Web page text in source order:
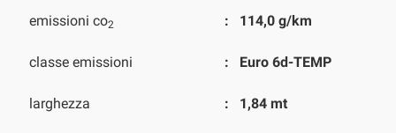
emissioni co2 114,0 g/km
classe emissioni Euro 6d-TEMP
larghezza 1,84 mt